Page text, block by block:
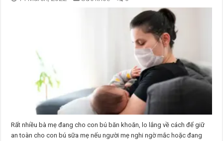
Rất nhiều bà mẹ đang cho con bú băn khoăn, lo lắng về cách để giữ
an toàn cho con bú sữa mẹ nếu người mẹ nghi ngờ mắc hoặc đang